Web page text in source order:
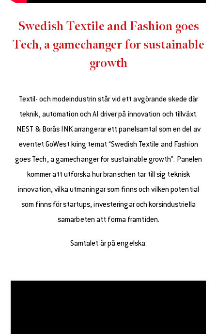
Swedish Textile and Fashion goes
Tech, a gamechanger for sustainable
growth
Textil- och modeindustrin står vid ett avgörande skede där
teknik, automation och AI driver på innovation och tillväxt.
NEST & Borås INK arrangerar ett panelsamtal som en del av
eventet GoWest kring temat “Swedish Textile and Fashion
goes Tech, a gamechanger for sustainable growth”. Panelen
kommer att utforska hur branschen tar till sig teknisk
innovation, vilka utmaningar som finns och vilken potential
som finns för startups, investeringar och korsindustriella
samarbeten att forma framtiden.
Samtalet är på engelska.